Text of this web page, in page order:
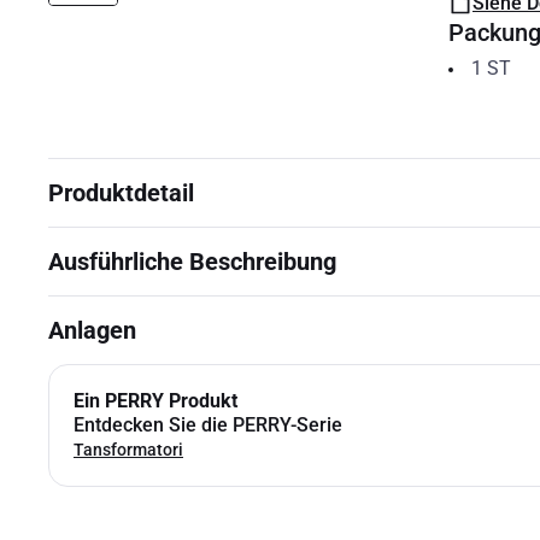
Packung
1 ST
Produktdetail
Ausführliche Beschreibung
Anlagen
Ein PERRY Produkt
Entdecken Sie die PERRY-Serie
Tansformatori